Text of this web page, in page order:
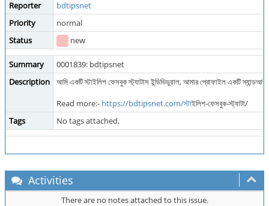
Reporter
bdtipsnet
Priority
normal
Status
new
Summary
0001839: bdtipsnet
Description
আমি একটি স্টাইলিশ ফেসবুক স্ট্যাটাস ইন্ডিভিডুয়াল, আমার প্রোফাইল একটি
Read more:- https://bdtipsnet.com/স্টাইলিশ-ফেসবুক-স্ট্যাটা/
Tags
No tags attached.
Activities
There are no notes attached to this issue.